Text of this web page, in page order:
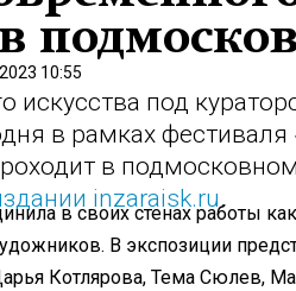
10:55
искусства под
в рамках
в
inzaraisk.ru.
в своих стенах работы
В экспозиции
Котлярова, Тема Сюлев,